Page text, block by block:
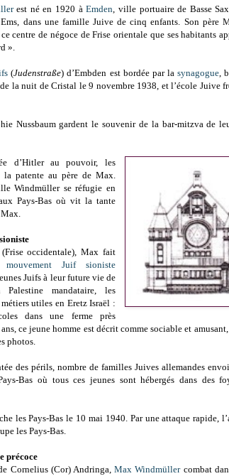
est né en 1920 àEmden, ville portuaire de Basse
dans une famille Juive de cinq enfants. Son père
centre de négoce de Frise orientale que ses habitants
».
(Judenstraße) d’Embden est bordée par la synagogue,
la nuit de Cristal le 9 novembre 1938, et l’école Juive
Nussbaum gardent le souvenir de la bar-mitzva de
d’Hitler au pouvoir, les
la patente au père de Max.
Windmüller se réfugie en
Pays-Bas où vit la tante
occidentale), Max fait
mouvement Juif sioniste
Juifs à leur future vie de
Palestine mandataire, les
utiles en Eretz Israël :
dans une ferme près
ans, ce jeune homme est décrit comme sociable et
photos.
des périls, nombre de familles Juives allemandes
Bas où tous ces jeunes sont hébergés dans des
les Pays-Bas le 10 mai 1940. Par une attaque rapide,
les Pays-Bas.
précoce
Cornelius (Cor) Andringa,Max Windmüllercombat